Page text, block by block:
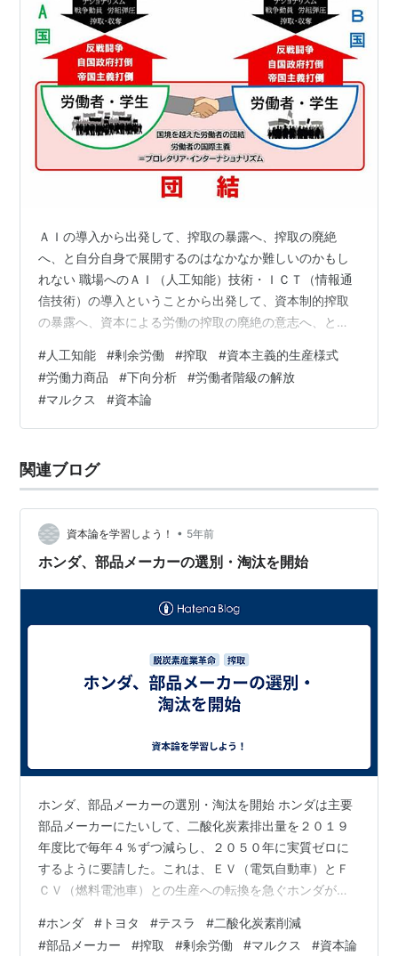
ＡＩの導入から出発して、搾取の暴露へ、搾取の廃絶
へ、と自分自身で展開するのはなかなか難しいのかもし
れない 職場へのＡＩ（人工知能）技術・ＩＣＴ（情報通
信技術）の導入ということから出発して、資本制的搾取
の暴露へ、資本による労働の搾取の廃絶の意志へ、とい
かなか難しいのかもしれない。組合員である労働者たち
を革命の主体へと、すなわちマルクス主義者＝共産主義
者へと変革していくために、直接的現実から出発して、
下向的にほりさげ、この現実を変革していくために何を
論議していくのかについて構想するのはなかなか大変
な…
#人工知能 #剰余労働 #搾取 #資本主義的生産様式
#労働力商品 #下向分析 #労働者階級の解放
#マルクス #資本論
関連ブログ
資本論を学習しよう！ • 5年前
ホンダ、部品メーカーの選別・淘汰を開始
ホンダ、部品メーカーの選別・淘汰を開始 ホンダは主要
部品メーカーにたいして、二酸化炭素排出量を２０１９
年度比で毎年４％ずつ減らし、２０５０年に実質ゼロに
するように要請した。これは、ＥＶ（電気自動車）とＦ
ＣＶ（燃料電池車）との生産への転換を急ぐホンダが、
わち自企業の戦略にそぐわない部品メーカーの切り捨て
#ホンダ # トヨタ #テスラ #二酸化炭素削減
#部品メーカー #搾取 #剰余労働 #マルクス #資本論